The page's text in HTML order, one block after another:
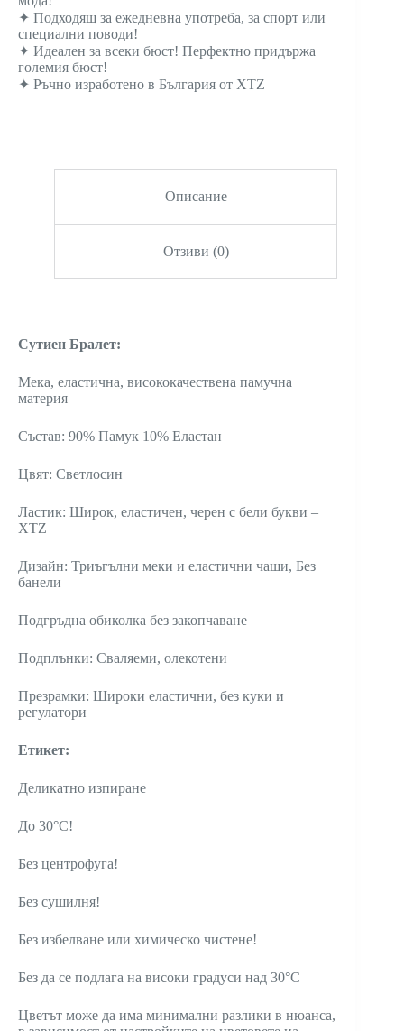
✦ Подходящ за ежедневна употреба, за спорт или
специални поводи!
✦ Идеален за всеки бюст! Перфектно придържа
големия бюст!
✦ Ръчно изработено в България от XTZ
Описание
Отзиви (0)
Сутиен Бралет:
Мека, еластична, висококачествена памучна
материя
Състав: 90% Памук 10% Еластан
Цвят: Светлосин
Ластик: Широк, еластичен, черен с бели букви –
XTZ
Дизайн: Триъгълни меки и еластични чаши, Без
банели
Подгръдна обиколка без закопчаване
Подплънки: Сваляеми, олекотени
Презрамки: Широки еластични, без куки и
регулатори
Етикет:
Деликатно изпиране
До 30°C!
Без центрофуга!
Без сушилня!
Без избелване или химическо чистене!
Без да се подлага на високи градуси над 30°C
Цветът може да има минимални разлики в нюанса,
за конкретни размери и модели
XS S M L XL
3XL